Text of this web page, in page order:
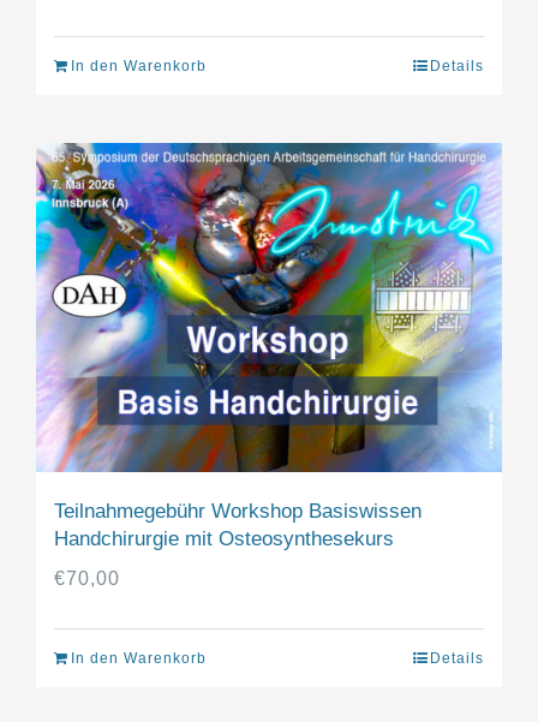
In den Warenkorb Details
Teilnahmegebühr Workshop Basiswissen
Handchirurgie mit Osteosynthesekurs
€70,00
In den Warenkorb Details